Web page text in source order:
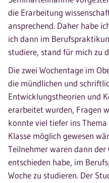
die Erarbeitung
ansprechend. Daher habe
ich dann im
studiere, stand für mich zu
Die zwei Wochentage im
die mündlichen und
Entwicklungstheorien und
erarbeitet wurden, Fragen
konnte viel tiefer ins
Klasse möglich gewesen
Teilnehmer waren dann
entschieden habe, im
Woche zu studieren. Der